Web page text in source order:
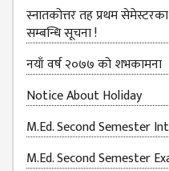
स्नातकोत्तर तह प्रथम
सम्बन्धि सूचना !
नयाँ वर्ष २०७७ को शभकामना
Notice About Holiday
M.Ed. Second Semester
M.Ed. Second Semester